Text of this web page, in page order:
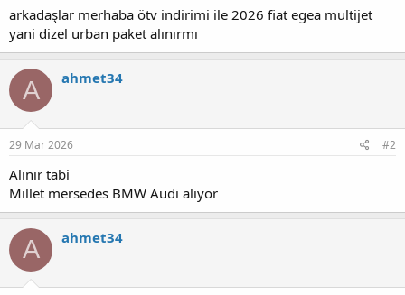
ş
a
t
a
n
t
r
i
h
arkadaşlar merhaba ötv indirimi ile 2026 fiat egea multijet
yani dizel urban paket alınırmı
A ahmet34
29 Mar 2026 #2
Alınır tabi
Millet mersedes BMW Audi aliyor
A ahmet34